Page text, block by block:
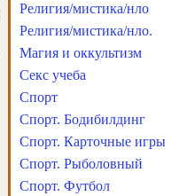
Религия/мистика/нло
Религия/мистика/нло.
Магия и оккультизм
Секс учеба
Спорт
Спорт. Бодибилдинг
Спорт. Карточные игры
Спорт. Рыболовный
Спорт. Футбол